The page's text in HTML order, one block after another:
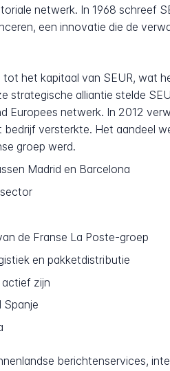
netwerk. In 1968 schreef
een innovatie die de
het kapitaal van SEUR, wat
strategische alliantie stelde
Europees netwerk. In 2012
versterkte. Het aandeel
groep werd.
Madrid en Barcelona
de Franse La Poste-groep
en pakketdistributie
zijn
Spanje
berichtenservices,